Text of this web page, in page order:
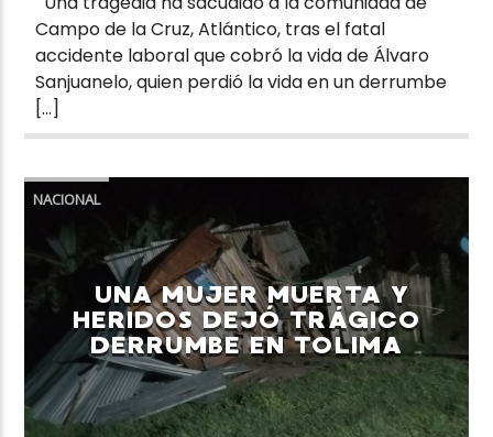
Campo de la Cruz, Atlántico, tras el fatal
accidente laboral que cobró la vida de Álvaro
Sanjuanelo, quien perdió la vida en un derrumbe
[…]
NACIONAL
UNA MUJER MUERTA Y
HERIDOS DEJÓ TRÁGICO
DERRUMBE EN TOLIMA